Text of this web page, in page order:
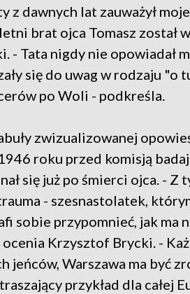
z dawnych lat zauważył
brat ojca Tomasz został
- Tata nigdy nie opowiadał
się do uwag w rodzaju "o
po Woli - podkreśla.
zwizualizowanej
roku przed komisją
się już po śmierci ojca. - Z
- szesnastolatek,
sobie przypomnieć, jak ma
Krzysztof Brycki. -
jeńców, Warszawa ma być
przykład dla całej